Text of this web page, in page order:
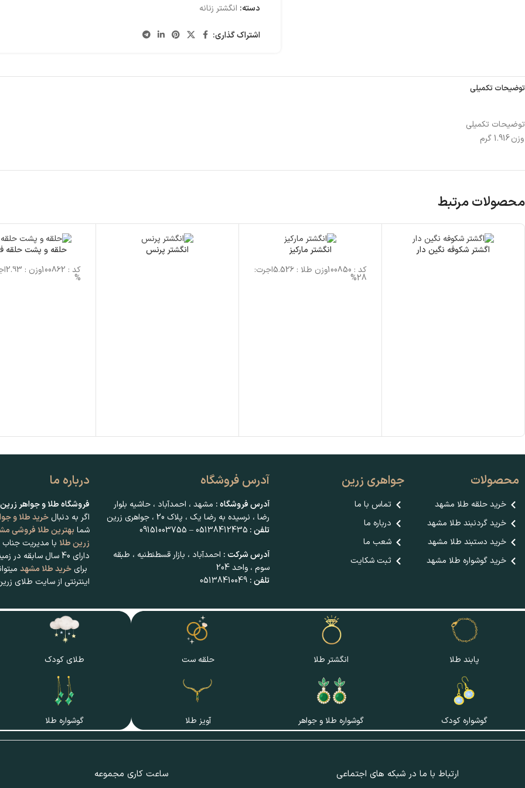
دسته: انگشتر زنانه
اشتراک گذاری:
توضیحات تکمیلی
توضیحات تکمیلی
وزن1.916 گرم
محصولات مرتبط
اگشتر شکوفه نگین دار
انگشتر مارکیز
کد : 100850وزن طلا : 5.526اجرت:
28%
انگشتر پرنس
حلقه و پشت حلقه
%
محصولات
خرید حلقه طلا مشهد
خرید گردنبند طلا مشهد
خرید دستبند طلا مشهد
خرید گوشواره طلا مشهد
جواهری زرین
تماس با ما
درباره ما
شعب ما
ثبت شکایت
آدرس فروشگاه
آدرس فروشگاه : مشهد ، احمدآباد ، حاشیه بلوار
رضا ، نرسیده به رضا یک ، پلاک 20 ، جواهری زرین
تلفن : 05138412435 – 09151003755
آدرس شرکت : احمدآباد ، بازار قسطنطنیه ، طبقه
سوم ، واحد 204
تلفن :
درباره ما
فروشگاه طلا و جواهر
اگر به دنبالخرید طلا و
شما بهترین طلا فروشی
زرین طلا با مدیریت
دارای 40 سال سابقه در زمینه طلا و جواهر میباشد .
برایخرید طلا مشهد
اینترنتی از سایت طلای
پابند طلا انگشتر طلا حلقه ست طلای کودک
گوشواره کودک گوشواره طلا و جواهر آویز طلا گوشواره طلا
ارتباط با ما در شبکه های اجتماعی ساعت کاری مجموعه